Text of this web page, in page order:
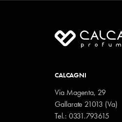
CALCAGNI
Via Magenta, 29
Gallarate 21013 (Va)
Tel.: 0331.793615